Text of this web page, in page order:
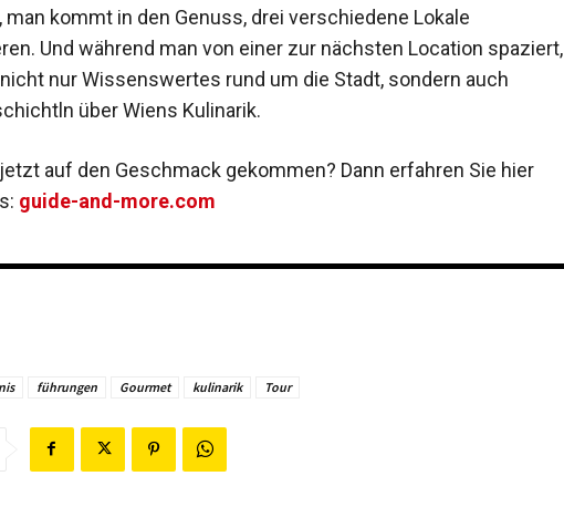
man kommt in den Genuss, drei verschiedene Lokale
Und während man von einer zur nächsten Location spaziert,
nur Wissenswertes rund um die Stadt, sondern auch
über Wiens Kulinarik.
auf den Geschmack gekommen? Dann erfahren Sie hier
guide-and-more.com
führungen Gourmet kulinarik Tour